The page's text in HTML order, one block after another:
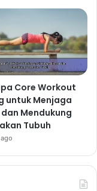
Core Workout
untuk Menjaga
Mendukung
Tubuh